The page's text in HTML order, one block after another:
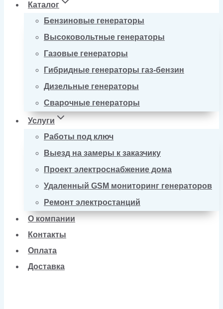
Каталог
Бензиновые генераторы
Высоковольтные генераторы
Газовые генераторы
Гибридные генераторы газ-бензин
Дизельные генераторы
Сварочные генераторы
Услуги
Работы под ключ
Выезд на замеры к заказчику
Проект электроснабжение дома
Удаленный GSM мониторинг генераторов
Ремонт электростанций
О компании
Контакты
Оплата
Доставка